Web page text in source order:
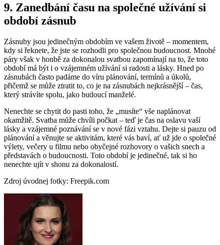
9. Zanedbání času na společné užívání si
období zásnub
Zásnuby jsou jedinečným obdobím ve vašem životě – momentem,
kdy si řeknete, že jste se rozhodli pro společnou budoucnost. Mnohé
páry však v honbě za dokonalou svatbou zapomínají na to, že toto
období má být i o vzájemném užívání si radosti a lásky. Hned po
zásnubách často padáme do víru plánování, termínů a úkolů,
přičemž se může ztratit to, co je na zásnubách nejkrásnější – čas,
který strávíte spolu, jako budoucí manželé.
Nenechte se chytit do pasti toho, že „musíte“ vše naplánovat
okamžitě. Svatba může chvíli počkat – teď je čas na oslavu vaší
lásky a vzájemné poznávání se v nové fázi vztahu. Dejte si pauzu od
plánování a věnujte se aktivitám, které vás baví, ať už jde o společné
výlety, večery u filmu nebo obyčejné rozhovory o vašich snech a
představách o budoucnosti. Toto období je jedinečné, tak si ho
nenechte ujít v shonu za dokonalostí.
Zdroj úvodnej fotky: Freepik.com